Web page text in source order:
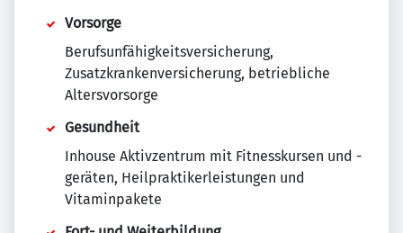
Vorsorge
Berufsunfähigkeitsversicherung,
Zusatzkrankenversicherung, betriebliche
Altersvorsorge
Gesundheit
Inhouse Aktivzentrum mit Fitnesskursen und -
geräten, Heilpraktikerleistungen und
Vitaminpakete